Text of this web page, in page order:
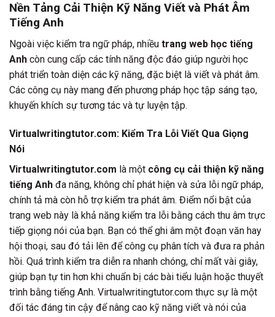
Nền Tảng Cải Thiện Kỹ Năng Viết và Phát Âm
Tiếng Anh
Ngoài việc kiểm tra ngữ pháp, nhiều trang web học tiếng
Anh còn cung cấp các tính năng độc đáo giúp người học
phát triển toàn diện các kỹ năng, đặc biệt là viết và phát âm.
Các công cụ này mang đến phương pháp học tập sáng tạo,
khuyến khích sự tương tác và tự luyện tập.
Virtualwritingtutor.com: Kiểm Tra Lỗi Viết Qua Giọng
Nói
Virtualwritingtutor.com là một công cụ cải thiện kỹ năng
tiếng Anh đa năng, không chỉ phát hiện và sửa lỗi ngữ pháp,
chính tả mà còn hỗ trợ kiểm tra phát âm. Điểm nổi bật của
trang web này là khả năng kiểm tra lỗi bằng cách thu âm trực
tiếp giọng nói của bạn. Bạn có thể ghi âm một đoạn văn hay
hội thoại, sau đó tải lên để công cụ phân tích và đưa ra phản
hồi. Quá trình kiểm tra diễn ra nhanh chóng, chỉ mất vài giây,
giúp bạn tự tin hơn khi chuẩn bị các bài tiểu luận hoặc thuyết
trình bằng tiếng Anh. Virtualwritingtutor.com thực sự là một
đối tác đáng tin cậy để nâng cao kỹ năng viết và nói của